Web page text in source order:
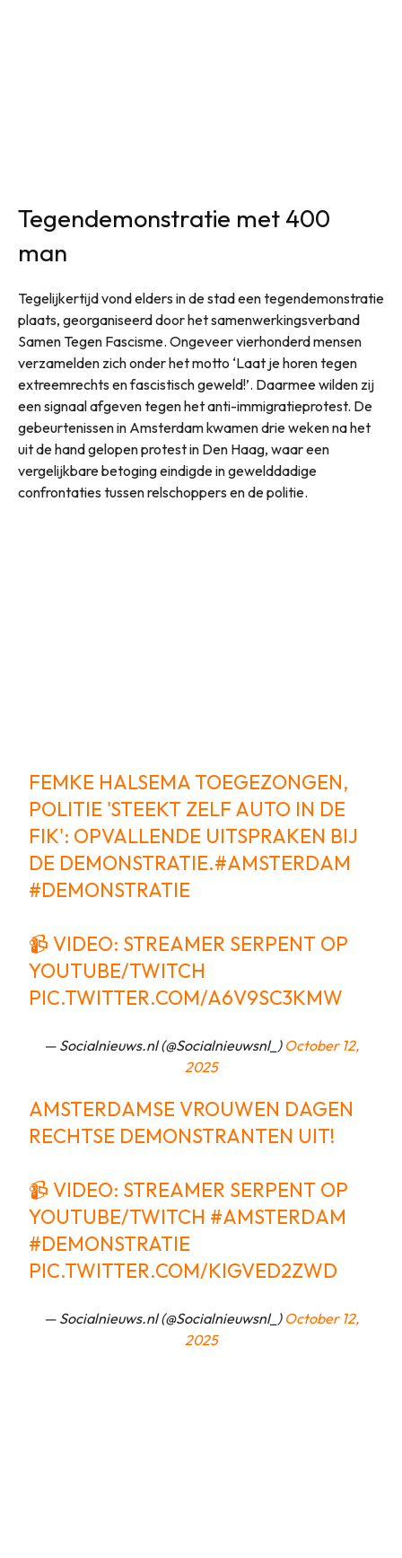
Tegendemonstratie met 400
man
Tegelijkertijd vond elders in de stad een tegendemonstratie
plaats, georganiseerd door het samenwerkingsverband
Samen Tegen Fascisme. Ongeveer vierhonderd mensen
verzamelden zich onder het motto ‘Laat je horen tegen
extreemrechts en fascistisch geweld!’. Daarmee wilden zij
een signaal afgeven tegen het anti-immigratieprotest. De
gebeurtenissen in Amsterdam kwamen drie weken na het
uit de hand gelopen protest in Den Haag, waar een
vergelijkbare betoging eindigde in gewelddadige
confrontaties tussen relschoppers en de politie.
FEMKE HALSEMA TOEGEZONGEN,
POLITIE 'STEEKT ZELF AUTO IN DE
FIK': OPVALLENDE UITSPRAKEN BIJ
DE DEMONSTRATIE.#AMSTERDAM
#DEMONSTRATIE
📹 VIDEO: STREAMER SERPENT OP
YOUTUBE/TWITCH
PIC.TWITTER.COM/A6V9SC3KMW
— Socialnieuws.nl (@Socialnieuwsnl_) October 12,
2025
AMSTERDAMSE VROUWEN DAGEN
RECHTSE DEMONSTRANTEN UIT!
📹 VIDEO: STREAMER SERPENT OP
YOUTUBE/TWITCH #AMSTERDAM
#DEMONSTRATIE
PIC.TWITTER.COM/KIGVED2ZWD
— Socialnieuws.nl (@Socialnieuwsnl_) October 12,
2025